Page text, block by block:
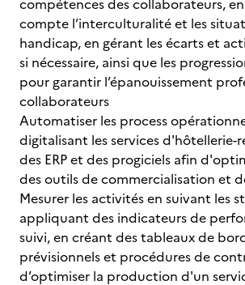
compétences des collaborateurs,
compte l’interculturalité et les
handicap, en gérant les écarts et
si nécessaire, ainsi que les
pour garantir l’épanouissement
collaborateurs
Automatiser les process
digitalisant les services d'hôtellerie-
des ERP et des progiciels afin
des outils de commercialisation et
Mesurer les activités en suivant les
appliquant des indicateurs de
suivi, en créant des tableaux de
prévisionnels et procédures de
d’optimiser la production d'un